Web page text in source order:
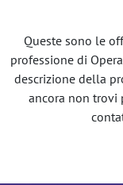
Queste sono le
professione di
descrizione della
ancora non trovi